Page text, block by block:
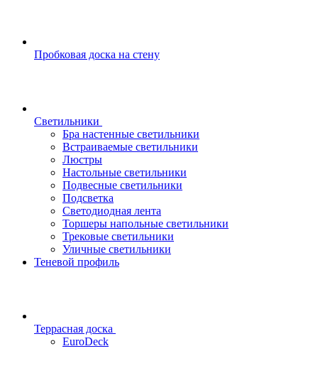
Пробковая доска на стену
Светильники
Бра настенные светильники
Встраиваемые светильники
Люстры
Настольные светильники
Подвесные светильники
Подсветка
Светодиодная лента
Торшеры напольные светильники
Трековые светильники
Уличные светильники
Теневой профиль
Террасная доска
EuroDeck